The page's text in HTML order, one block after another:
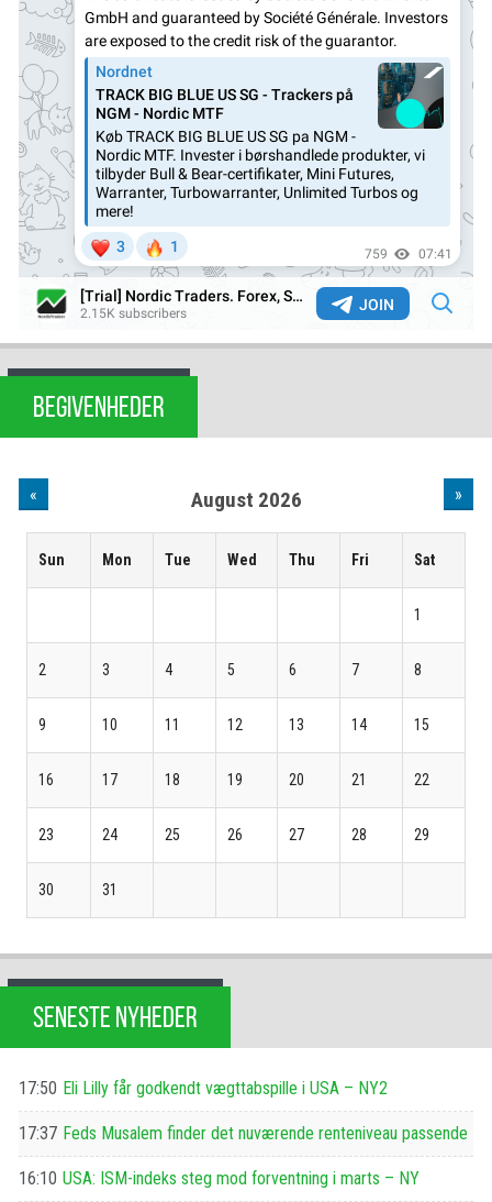
BEGIVENHEDER
« August 2026 »
Sun Mon Tue Wed Thu Fri Sat
1
2 3 4 5 6 7 8
9 10 11 12 13 14 15
16 17 18 19 20 21 22
23 24 25 26 27 28 29
30 31
SENESTE NYHEDER
17:50 Eli Lilly får godkendt vægttabspille i USA – NY2
17:37 Feds Musalem finder det nuværende renteniveau passende
16:10 USA: ISM-indeks steg mod forventning i marts – NY